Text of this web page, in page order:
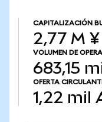
CAPITALIZACIÓN
2,77 M ¥
VOLUMEN DE
683,15
OFERTA
1,22 mil